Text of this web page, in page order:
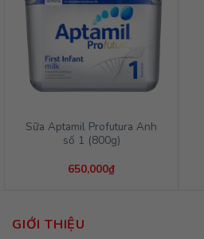
Sữa Aptamil Profutura Anh
số 1 (800g)
650,000₫
GIỚI THIỆU